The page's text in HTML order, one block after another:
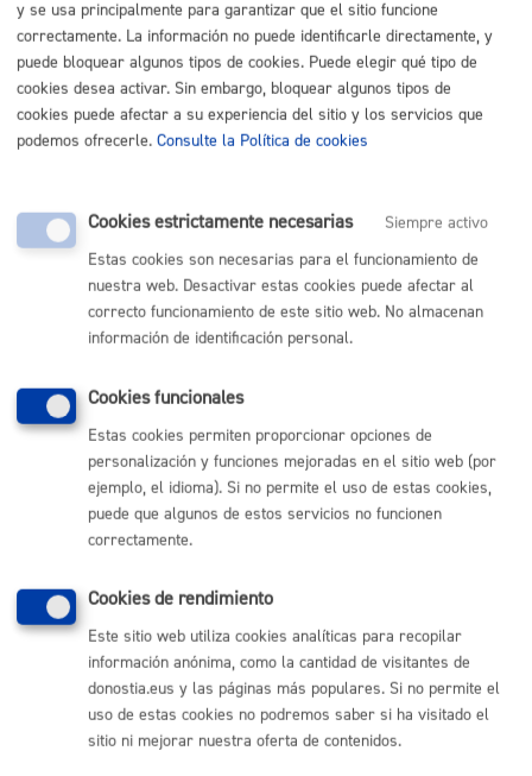
Entrega de dibujos: Certamen infantil y juvenil de Arte y
Derechos Humanos
ONLINE
PRESENCIAL
Inscripciones: actividades relacionadas con Cooperación,
Derechos Humanos y Diversidad Cultural
ONLINE
TELÉFONO
MÁQUINA
Volver al índice Volver atrás
Comunícate con el Ayuntamiento de Donostia / San
Sebastián
(gratuito desde Donostia / San Sebastián)
(+34) 943 481 000
Buzón de la ciudadanía
y se usa principalmente para garantizar que el sitio funcione
correctamente. La información no puede identificarle directamente, y
puede bloquear algunos tipos de cookies. Puede elegir qué tipo de
cookies desea activar. Sin embargo, bloquear algunos tipos de
cookies puede afectar a su experiencia del sitio y los servicios que
podemos ofrecerle. Consulte la Política de cookies
Cookies estrictamente necesarias
Siempre activo
Estas cookies son necesarias para el funcionamiento de
nuestra web. Desactivar estas cookies puede afectar al
correcto funcionamiento de este sitio web. No almacenan
información de identificación personal.
Cookies funcionales
Estas cookies permiten proporcionar opciones de
personalización y funciones mejoradas en el sitio web (por
ejemplo, el idioma). Si no permite el uso de estas cookies,
puede que algunos de estos servicios no funcionen
correctamente.
Cookies de rendimiento
Este sitio web utiliza cookies analíticas para recopilar
información anónima, como la cantidad de visitantes de
donostia.eus y las páginas más populares. Si no permite el
uso de estas cookies no podremos saber si ha visitado el
sitio ni mejorar nuestra oferta de contenidos.